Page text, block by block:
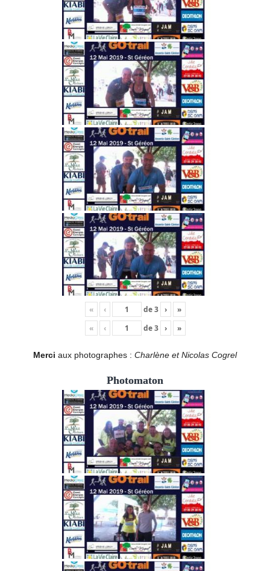
« ‹ de3 ›
»
«
‹ de3 › »
Merci aux photographes : Charlène et Nicolas Cogrel
Photomaton